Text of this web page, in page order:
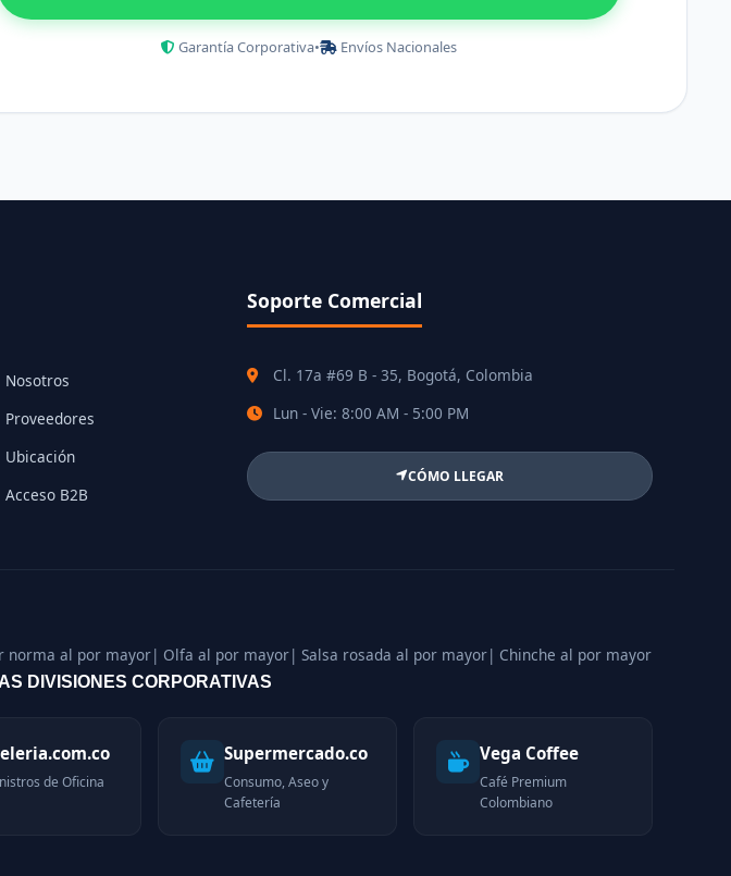
Garantía Corporativa• Envíos Nacionales
Nosotros
Proveedores
Ubicación
Acceso B2B
Soporte Comercial
Cl. 17a #69 B - 35, Bogotá, Colombia
Lun - Vie: 8:00 AM - 5:00 PM
CÓMO LLEGAR
norma al por mayor| Olfa al por mayor| Salsa rosada al por mayor| Chinche al por mayor
DIVISIONES CORPORATIVAS
de Oficina
Supermercado.co
Consumo, Aseo y
Cafetería
Vega Coffee
Café Premium
Colombiano